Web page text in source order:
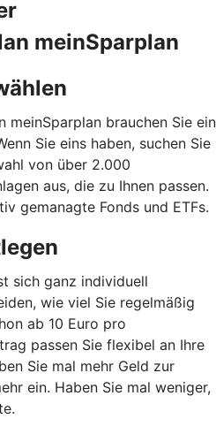
meinSparplan
meinSparplan brauchen Sie ein
Sie eins haben, suchen Sie
von über 2.000
aus, die zu Ihnen passen.
gemanagte Fonds und ETFs.
sich ganz individuell
wie viel Sie regelmäßig
ab 10 Euro pro
passen Sie flexibel an Ihre
Sie mal mehr Geld zur
ein. Haben Sie mal weniger,